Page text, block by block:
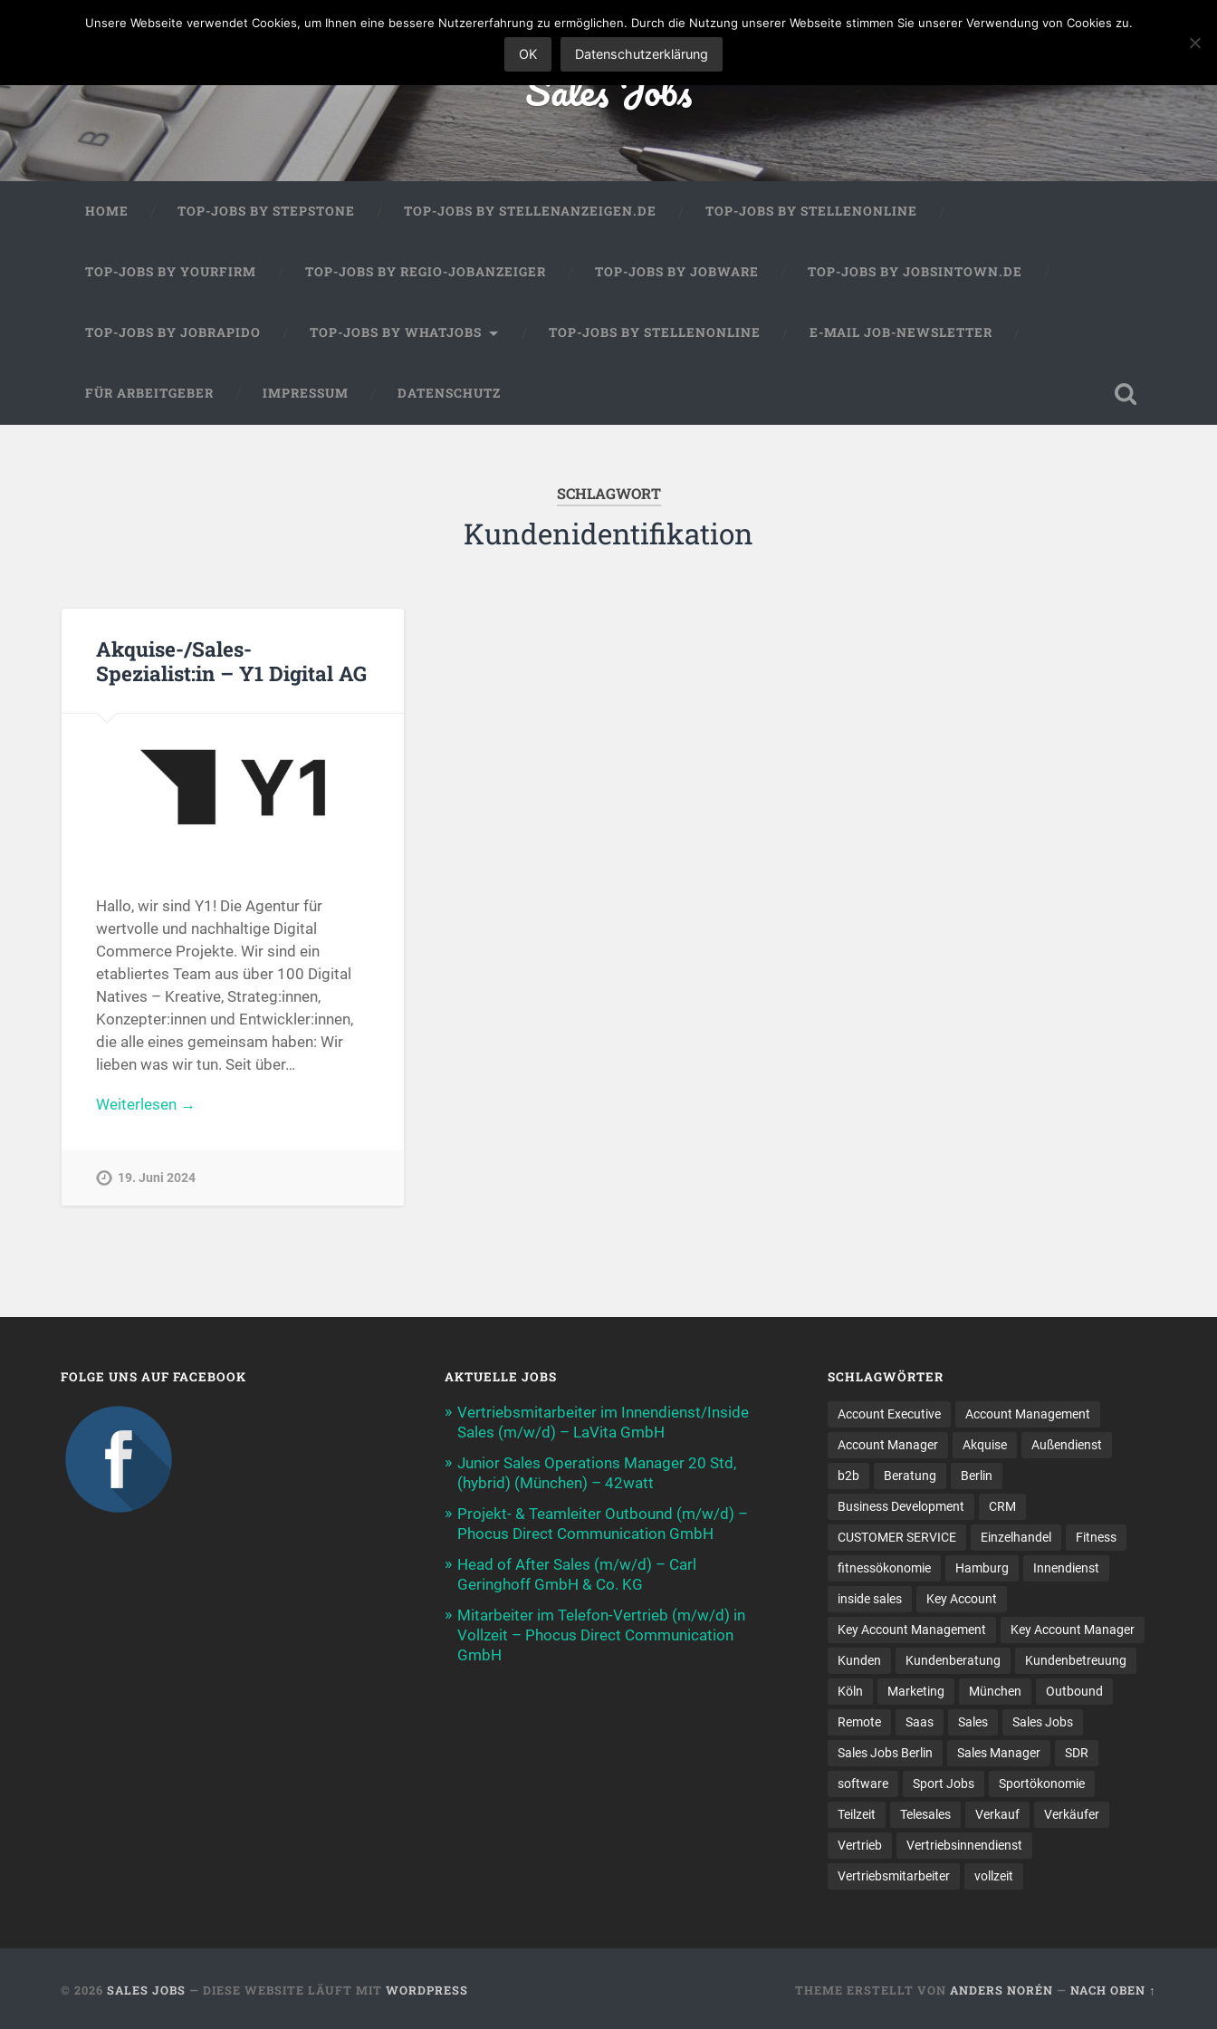
Sales Jobs
HOME TOP-JOBS BY STEPSTONE TOP-JOBS BY STELLENANZEIGEN.DE TOP-JOBS BY STELLENONLINE
TOP-JOBS BY YOURFIRM TOP-JOBS BY REGIO-JOBANZEIGER TOP-JOBS BY JOBWARE TOP-JOBS BY JOBSINTOWN.DE
TOP-JOBS BY JOBRAPIDO TOP-JOBS BY WHATJOBS TOP-JOBS BY STELLENONLINE E-MAIL JOB-NEWSLETTER
FÜR ARBEITGEBER IMPRESSUM DATENSCHUTZ
SCHLAGWORT
Kundenidentifikation
Akquise-/Sales-
Spezialist:in – Y1 Digital AG
Hallo, wir sind Y1! Die Agentur für
wertvolle und nachhaltige Digital
Commerce Projekte. Wir sind ein
etabliertes Team aus über 100 Digital
Natives – Kreative, Strateg:innen,
Konzepter:innen und Entwickler:innen,
die alle eines gemeinsam haben: Wir
lieben was wir tun. Seit über…
Weiterlesen →
19. Juni 2024
FOLGE UNS AUF FACEBOOK AKTUELLE JOBS
Vertriebsmitarbeiter im Innendienst/Inside
Sales (m/w/d) – LaVita GmbH
Junior Sales Operations Manager 20 Std,
(hybrid) (München) – 42watt
Projekt- & Teamleiter Outbound (m/w/d) –
Phocus Direct Communication GmbH
Head of After Sales (m/w/d) – Carl
Geringhoff GmbH & Co. KG
Mitarbeiter im Telefon-Vertrieb (m/w/d) in
Vollzeit – Phocus Direct Communication
GmbH
SCHLAGWÖRTER
Account Executive Account Management
Account Manager Akquise Außendienst
b2b Beratung Berlin
Business Development CRM
CUSTOMER SERVICE Einzelhandel Fitness
fitnessökonomie Hamburg Innendienst
inside sales Key Account
Key Account Management Key Account Manager
Kunden Kundenberatung Kundenbetreuung
Köln Marketing München Outbound
Remote Saas Sales Sales Jobs
Sales Jobs Berlin Sales Manager SDR
software Sport Jobs Sportökonomie
Teilzeit Telesales Verkauf Verkäufer
Vertrieb Vertriebsinnendienst
Vertriebsmitarbeiter vollzeit
© 2026SALES JOBS — DIESE WEBSITE LÄUFT MITWORDPRESS THEME ERSTELLT VON ANDERS NORÉN — NACH OBEN ↑
Unsere Webseite verwendet Cookies, um Ihnen eine bessere Nutzererfahrung zu ermöglichen. Durch die Nutzung unserer Webseite stimmen Sie unserer Verwendung von Cookies zu.
OK Datenschutzerklärung